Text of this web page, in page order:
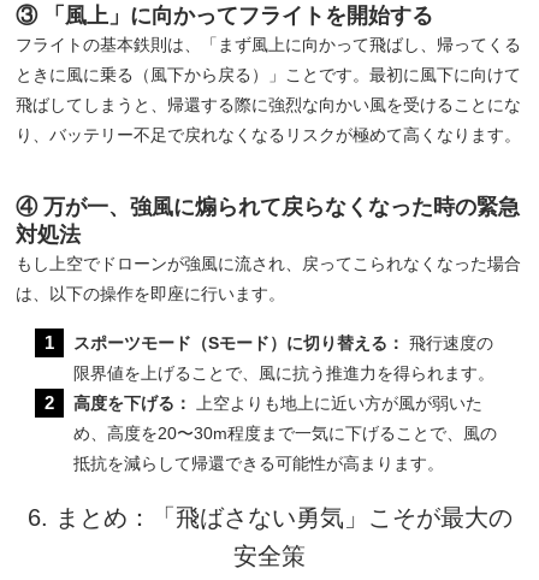
③ 「風上」に向かってフライトを開始する
フライトの基本鉄則は、「まず風上に向かって飛ばし、帰ってくる
ときに風に乗る（風下から戻る）」ことです。最初に風下に向けて
飛ばしてしまうと、帰還する際に強烈な向かい風を受けることにな
り、バッテリー不足で戻れなくなるリスクが極めて高くなります。
④ 万が一、強風に煽られて戻らなくなった時の緊急
対処法
もし上空でドローンが強風に流され、戻ってこられなくなった場合
は、以下の操作を即座に行います。
スポーツモード（Sモード）に切り替える： 飛行速度の
限界値を上げることで、風に抗う推進力を得られます。
高度を下げる：
上空よりも地上に近い方が風が弱いた
め、高度を20〜30m程度まで一気に下げることで、風の
抵抗を減らして帰還できる可能性が高まります。
6. まとめ：「飛ばさない勇気」こそが最大の
安全策